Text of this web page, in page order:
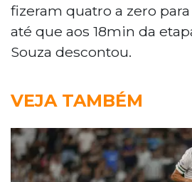
fizeram quatro a zero
até que aos 18min da
Souza descontou.
VEJA TAMBÉM